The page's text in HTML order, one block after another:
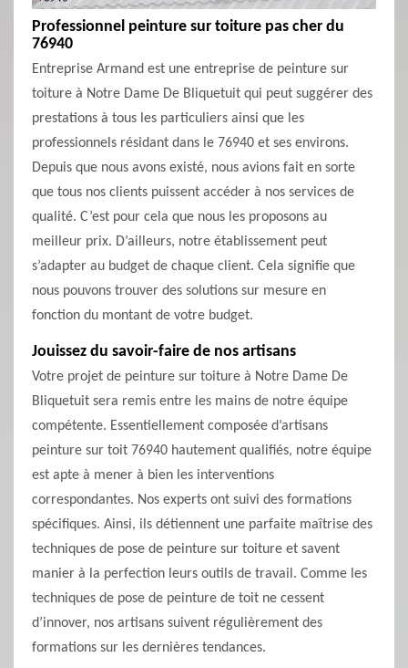
Professionnel peinture sur toiture pas cher du
76940
Entreprise Armand est une entreprise de peinture sur
toiture à Notre Dame De Bliquetuit qui peut suggérer des
prestations à tous les particuliers ainsi que les
professionnels résidant dans le 76940 et ses environs.
Depuis que nous avons existé, nous avions fait en sorte
que tous nos clients puissent accéder à nos services de
qualité. C’est pour cela que nous les proposons au
meilleur prix. D’ailleurs, notre établissement peut
s’adapter au budget de chaque client. Cela signifie que
nous pouvons trouver des solutions sur mesure en
fonction du montant de votre budget.
Jouissez du savoir-faire de nos artisans
Votre projet de peinture sur toiture à Notre Dame De
Bliquetuit sera remis entre les mains de notre équipe
compétente. Essentiellement composée d’artisans
peinture sur toit 76940 hautement qualifiés, notre équipe
est apte à mener à bien les interventions
correspondantes. Nos experts ont suivi des formations
spécifiques. Ainsi, ils détiennent une parfaite maîtrise des
techniques de pose de peinture sur toiture et savent
manier à la perfection leurs outils de travail. Comme les
techniques de pose de peinture de toit ne cessent
d’innover, nos artisans suivent régulièrement des
formations sur les dernières tendances.